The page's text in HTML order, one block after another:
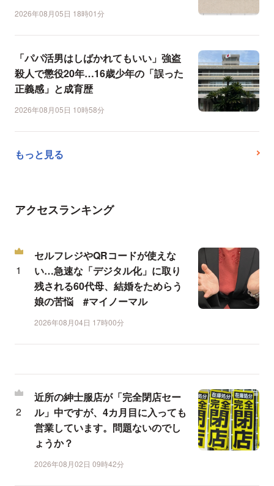
2026年08月05日 18時01分
「パパ活男はしばかれてもいい」強盗
殺人で懲役20年…16歳少年の「誤った
正義感」と成育歴
2026年08月05日 10時58分
もっと見る
アクセスランキング
セルフレジやQRコードが使えな
い…急速な「デジタル化」に取り
残される60代母、結婚をためらう
娘の苦悩 #マイノーマル
2026年08月04日 17時00分
近所の紳士服店が「完全閉店セー
ル」中ですが、4カ月目に入っても
営業しています。問題ないのでし
ょうか？
2026年08月02日 09時42分